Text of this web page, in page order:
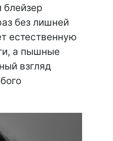
блейзер
без лишней
естественную
а пышные
взгляд